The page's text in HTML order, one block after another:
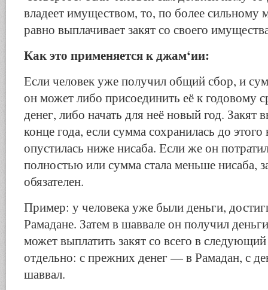
владеет имуществом, то, по более сильному
равно выплачивает закят со своего
Как это применяется к джам‘ии:
Если человек уже получил общий сбор, и
он может либо присоединить её к годовому
денег, либо начать для неё новый год. Закят
конце года, если сумма сохранилась до
опустилась ниже нисаба. Если же он
полностью или сумма стала меньше нисаба,
обязателен.
Пример: у человека уже были деньги,
Рамадане. Затем в шаввале он получил
может выплатить закят со всего в
отдельно: с прежних денег — в Рамадан, с
шаввал.